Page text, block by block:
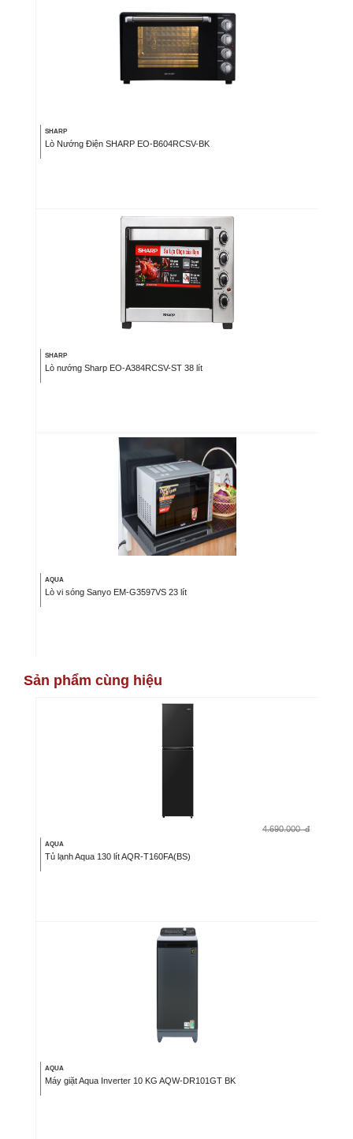
SHARP
Lò Nướng Điện SHARP EO-B604RCSV-BK
SHARP
Lò nướng Sharp EO-A384RCSV-ST 38 lít
AQUA
Lò vi sóng Sanyo EM-G3597VS 23 lít
Sản phẩm cùng hiệu
4.690.000 đ
AQUA
Tủ lạnh Aqua 130 lít AQR-T160FA(BS)
AQUA
Máy giặt Aqua Inverter 10 KG AQW-DR101GT BK